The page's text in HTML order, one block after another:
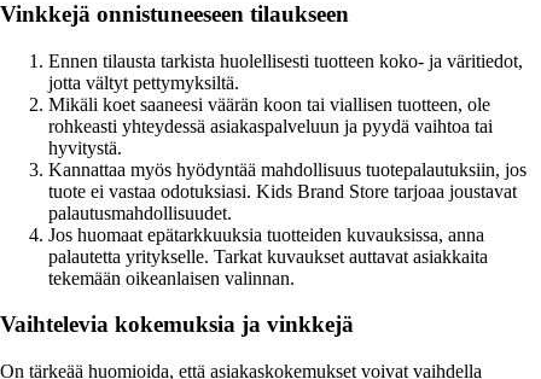
Vinkkejä onnistuneeseen tilaukseen
Ennen tilausta tarkista huolellisesti tuotteen koko- ja väritiedot,
jotta vältyt pettymyksiltä.
Mikäli koet saaneesi väärän koon tai viallisen tuotteen, ole
rohkeasti yhteydessä asiakaspalveluun ja pyydä vaihtoa tai
hyvitystä.
Kannattaa myös hyödyntää mahdollisuus tuotepalautuksiin, jos
tuote ei vastaa odotuksiasi. Kids Brand Store tarjoaa joustavat
palautusmahdollisuudet.
Jos huomaat epätarkkuuksia tuotteiden kuvauksissa, anna
palautetta yritykselle. Tarkat kuvaukset auttavat asiakkaita
tekemään oikeanlaisen valinnan.
Vaihtelevia kokemuksia ja vinkkejä
On tärkeää huomioida, että asiakaskokemukset voivat vaihdella